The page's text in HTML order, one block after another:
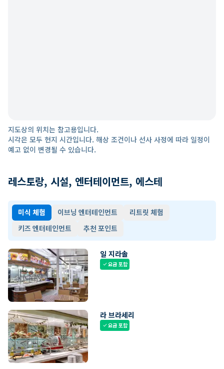
지도상의 위치는 참고용입니다.
시각은 모두 현지 시간입니다. 해상 조건이나 선사 사정에 따라 일정이
예고 없이 변경될 수 있습니다.
레스토랑, 시설, 엔터테이먼트, 에스테
미식 체험 이브닝 엔터테인먼트
리트릿 체험
키즈 엔터테인먼트
추천 포인트
일 지라솔
check요금 포함
라 브라세리
check요금 포함